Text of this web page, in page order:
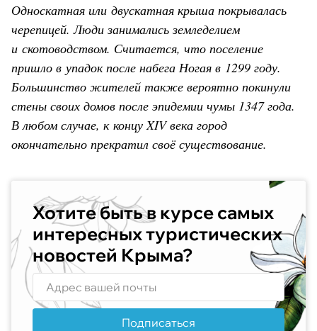
Односкатная или двускатная крыша покрывалась
черепицей. Люди занимались земледелием
и скотоводством. Считается, что поселение
пришло в упадок после набега Ногая в 1299 году.
Большинство жителей также вероятно покинули
стены своих домов после эпидемии чумы 1347 года.
В любом случае, к концу XIV века город
окончательно прекратил своё существование.
Хотите быть в курсе самых
интересных туристических
новостей Крыма?
Подписаться